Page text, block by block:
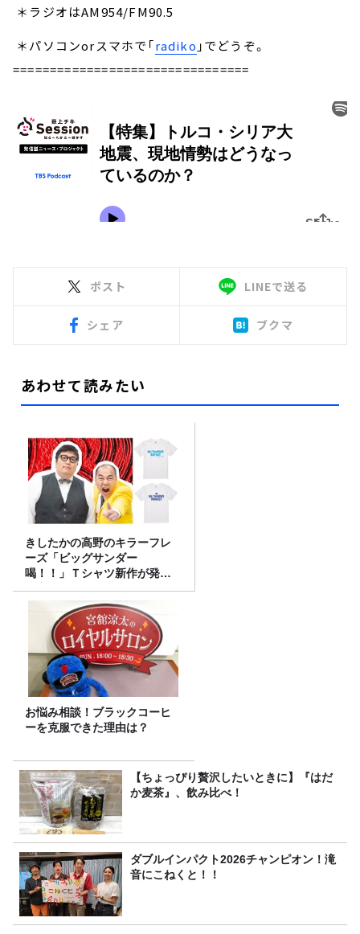
＊ラジオはAM954/FM90.5
＊パソコンorスマホで「radiko 」でどうぞ。
================================
ポスト LINEで送る
シェア ブクマ
あわせて読みたい
きしたかの高野のキラーフレ
ーズ「ビッグサンダー
喝！！」Ｔシャツ新作が発売
決定！
お悩み相談！ブラックコーヒ
ーを克服できた理由は？
【ちょっぴり贅沢したいときに】『はだ
か麦茶』、飲み比べ！
ダブルインパクト2026チャンピオン！滝
音にこねくと！！